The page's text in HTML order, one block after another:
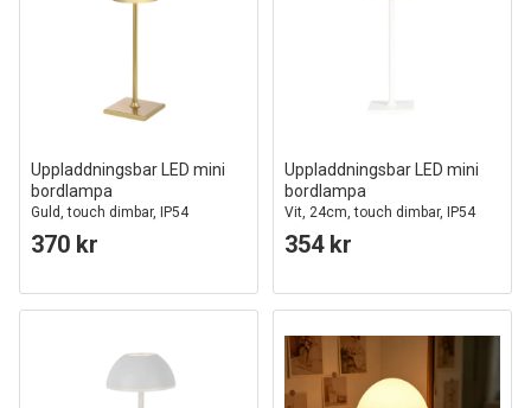
Uppladdningsbar LED mini
bordlampa
Guld, touch dimbar, IP54
370 kr
Uppladdningsbar LED mini
bordlampa
Vit, 24cm, touch dimbar, IP54
354 kr